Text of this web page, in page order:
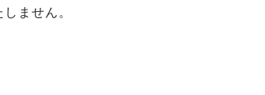
ません。